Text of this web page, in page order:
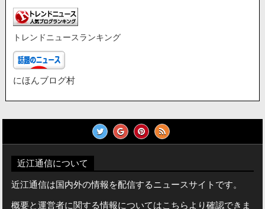
トレンドニュースランキング
にほんブログ村
近江通信について
近江通信は国内外の情報を配信するニュースサイトです。
概要と運営者に関する情報についてはこちらより確認できま